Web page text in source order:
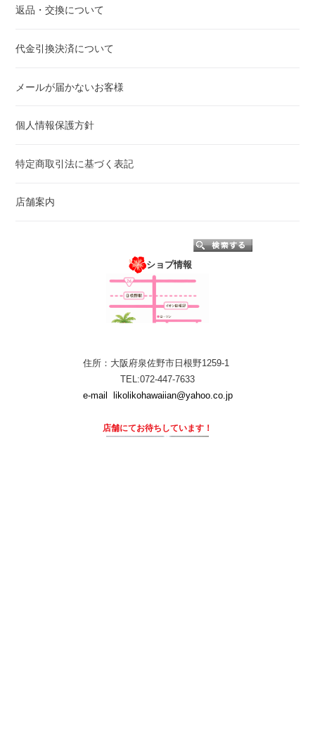
返品・交換について
代金引換決済について
メールが届かないお客様
個人情報保護方針
特定商取引法に基づく表記
店舗案内
ショプ情報
住所：大阪府泉佐野市日根野1259-1
TEL:072-447-7633
e-mail
likolikohawaiian@yahoo.co.jp
店舗にてお待ちしています！